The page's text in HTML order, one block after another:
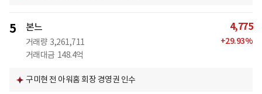
5 본느
거래량 3,261,711
거래대금 148.4억
4,775
+29.93%
구미현 전 아워홈 회장 경영권 인수